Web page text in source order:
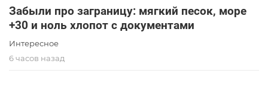
Забыли про заграницу: мягкий песок, море
+30 и ноль хлопот с документами
Интересное
6 часов назад